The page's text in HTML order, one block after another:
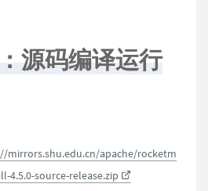
源码编译运行
mirrors.shu.edu.cn/apache/rocketm
4.5.0-source-release.zip